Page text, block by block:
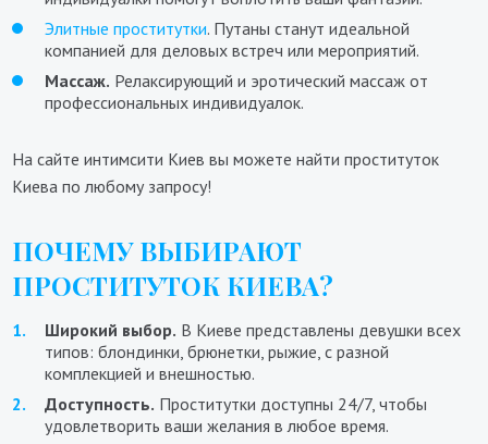
Элитные проститутки. Путаны станут идеальной
компанией для деловых встреч или мероприятий.
Массаж. Релаксирующий и эротический массаж от
профессиональных индивидуалок.
На сайте интимсити Киев вы можете найти проституток
Киева по любому запросу!
ПОЧЕМУ ВЫБИРАЮТ
ПРОСТИТУТОК КИЕВА?
Широкий выбор. В Киеве представлены девушки всех
типов: блондинки, брюнетки, рыжие, с разной
комплекцией и внешностью.
Доступность. Проститутки доступны 24/7, чтобы
удовлетворить ваши желания в любое время.